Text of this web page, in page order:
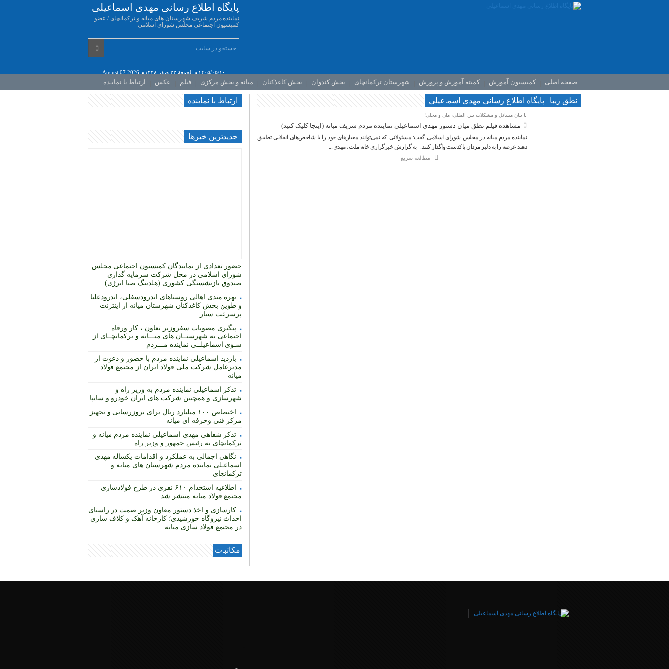
پایگاه اطلاع رسانی مهدی اسماعیلی
نماینده مردم شریف شهرستان های میانه و ترکمانچای / عضو
کمیسیون اجتماعی مجلس شورای اسلامی
۱۴۰۵/۰۵/۱۶ الجمعة ۲۲ صفر ۱۴۴۸ August 07,2026
صفحه اصلی کمیسیون آموزش کمیته آموزش و پرورش شهرستان ترکمانچای بخش کندوان بخش کاغذکنان میانه و بخش مرکزی فیلم عکس ارتباط با نماینده
نطق زیبا | پایگاه اطلاع رسانی مهدی اسماعیلی
با بیان مسائل و مشکلات بین المللی، ملی و محلی؛
مشاهده فیلم نطق میان دستور مهدی اسماعیلی نماینده مردم شریف میانه (اینجا کلیک کنید)
نماینده مردم میانه در مجلس شورای اسلامی گفت: مسئولانی که نمی‌توانند معیارهای خود را با شاخص‌های انقلابی تطبیق
دهند عرصه را به دلیر مردان پاکدست واگذار کنند. به گزارش خبرگزاری خانه ملت، مهدی ...
مطالعه سریع
ارتباط با نماینده
جديدترين خبرها
حضور تعدادی از نمایندگان کمیسیون اجتماعی مجلس
شورای اسلامی در محل شرکت سرمایه گذاری
صندوق بازنشستگی کشوری (هلدینگ صبا انرژی)
بهره مندی اهالی روستاهای اندرودسفلی، اندرودعلیا
و طوین بخش کاغذکنان شهرستان میانه از اینترنت
پرسرعت سیار
پیگیری مصوبات سفروزیر تعاون ، کار ورفاه
اجتماعی به شهرستــان های میـــانه و ترکمانچــای از
سـوی اسماعیلــی نماینده مـــردم
بازدید اسماعیلی نماینده مردم با حضور و دعوت از
مدیرعامل شرکت ملی فولاد ایران از مجتمع فولاد
میانه
تذکر اسماعیلی نماینده مردم به وزیر راه و
شهرسازی و همچنین شرکت های ایران خودرو و سایپا
اختصاص ۱۰۰ میلیارد ریال برای بروزرسانی و تجهیز
مرکز فنی وحرفه ای میانه
تذکر شفاهی مهدی اسماعیلی نماینده مردم میانه و
ترکمانچای به رئیس جمهور و وزیر راه
نگاهی اجمالی به عملکرد و اقدامات یکساله مهدی
اسماعیلی نماینده مردم شهرستان های میانه و
ترکمانچای
اطلاعیه استخدام ۶۱۰ نفری در طرح فولادسازی
مجتمع فولاد میانه منتشر شد
کارسازی و اخذ دستور معاون وزیر صمت در راستای
احداث نیروگاه خورشیدی؛ کارخانه آهک و کلاف سازی
در مجتمع فولاد سازی میانه
مکاتبات